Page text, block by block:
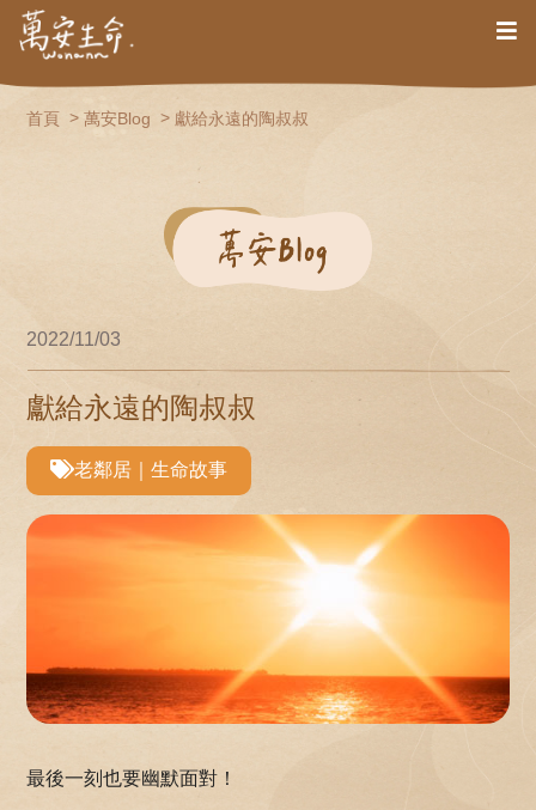
首頁 萬安Blog 獻給永遠的陶叔叔
2022/11/03
獻給永遠的陶叔叔
老鄰居｜生命故事
最後一刻也要幽默面對！